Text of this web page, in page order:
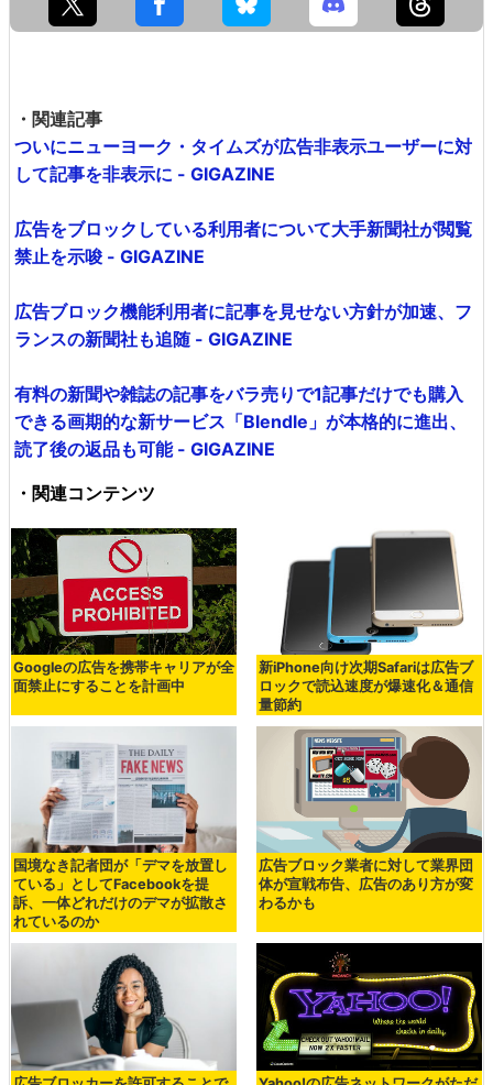
・関連記事
ついにニューヨーク・タイムズが広告非表示ユーザーに対
して記事を非表示に - GIGAZINE
広告をブロックしている利用者について大手新聞社が閲覧
禁止を示唆 - GIGAZINE
広告ブロック機能利用者に記事を見せない方針が加速、フ
ランスの新聞社も追随 - GIGAZINE
有料の新聞や雑誌の記事をバラ売りで1記事だけでも購入
できる画期的な新サービス「Blendle」が本格的に進出、
読了後の返品も可能 - GIGAZINE
・関連コンテンツ
Googleの広告を携帯キャリアが全
面禁止にすることを計画中
新iPhone向け次期Safariは広告ブ
ロックで読込速度が爆速化＆通信
量節約
国境なき記者団が「デマを放置し
ている」としてFacebookを提
訴、一体どれだけのデマが拡散さ
れているのか
広告ブロック業者に対して業界団
体が宣戦布告、広告のあり方が変
わるかも